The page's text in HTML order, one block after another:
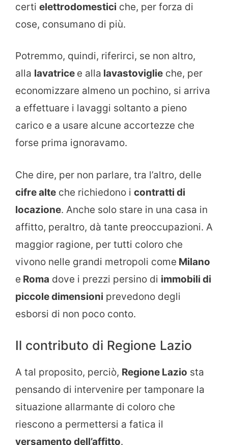
certi elettrodomestici che, per forza di
cose, consumano di più.
Potremmo, quindi, riferirci, se non altro,
alla lavatrice e alla lavastoviglie che, per
economizzare almeno un pochino, si arriva
a effettuare i lavaggi soltanto a pieno
carico e a usare alcune accortezze che
forse prima ignoravamo.
Che dire, per non parlare, tra l’altro, delle
cifre alte che richiedono i contratti di
locazione. Anche solo stare in una casa in
affitto, peraltro, dà tante preoccupazioni. A
maggior ragione, per tutti coloro che
vivono nelle grandi metropoli come Milano
e Roma dove i prezzi persino di immobili di
piccole dimensioni prevedono degli
esborsi di non poco conto.
Il contributo di Regione Lazio
A tal proposito, perciò, Regione Lazio sta
pensando di intervenire per tamponare la
situazione allarmante di coloro che
riescono a permettersi a fatica il
versamento dell’affitto.